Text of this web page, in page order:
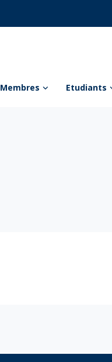
Membres Etudiants